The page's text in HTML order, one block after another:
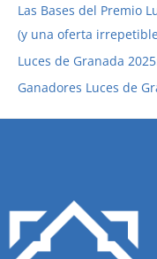
r
p
o
r
Las Bases del Premio
(y una oferta
Luces de Granada
Ganadores Luces de